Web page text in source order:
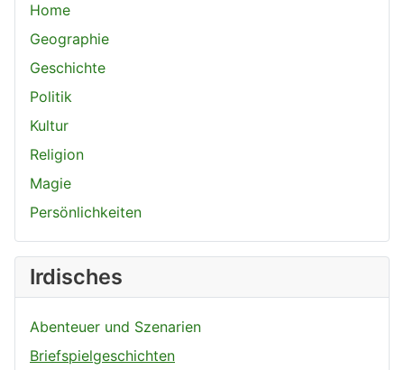
Home
Geographie
Geschichte
Politik
Kultur
Religion
Magie
Persönlichkeiten
Irdisches
Abenteuer und Szenarien
Briefspielgeschichten